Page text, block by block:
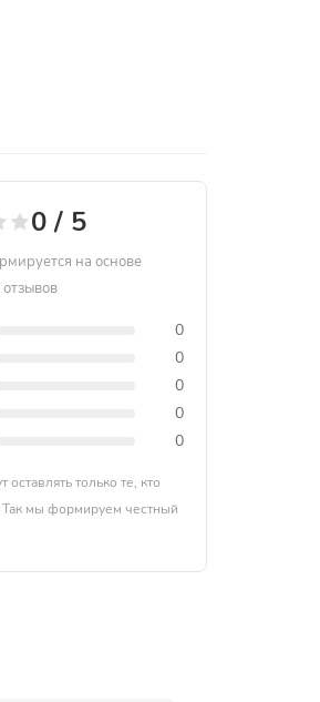
0 / 5
на основе
0
0
0
0
0
оставлять только те, кто
Так мы формируем честный